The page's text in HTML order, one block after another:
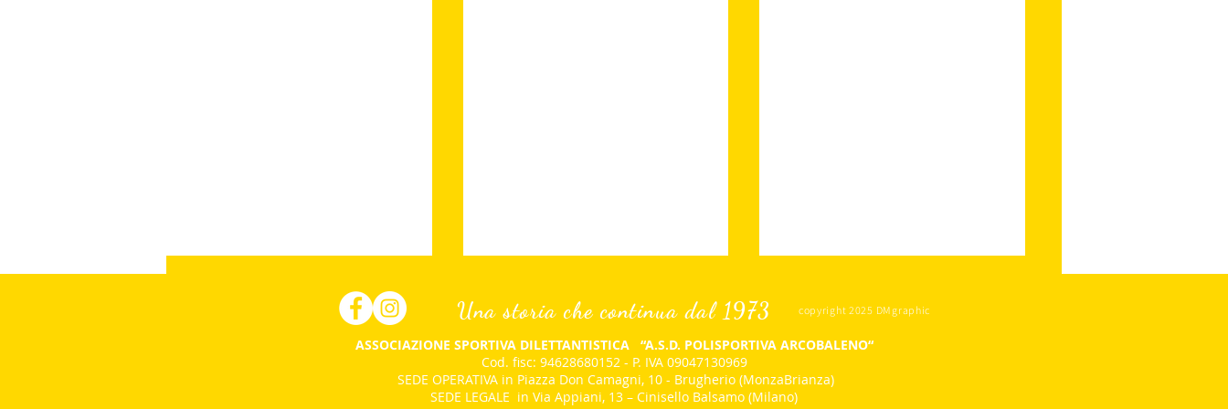
Una storia che continua dal 1973 copyright 2025 DMgraphic
ASSOCIAZIONE SPORTIVA DILETTANTISTICA
“A.S.D. POLISPORTIVA ARCOBALENO“
Cod. fisc: 94628680152 - P. IVA 09047130969
SEDE OPERATIVA in Piazza Don Camagni, 10 - Brugherio (MonzaBrianza)
SEDE LEGALE in Via Appiani, 13 – Cinisello Balsamo (Milano)